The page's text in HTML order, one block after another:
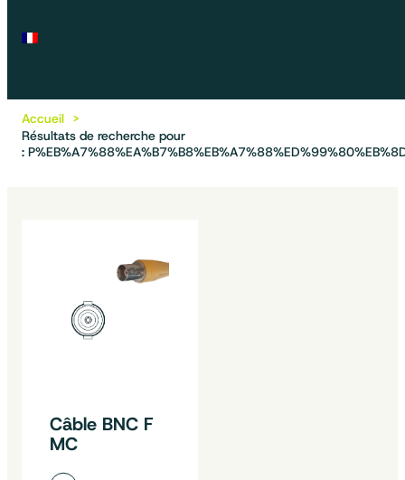
Accueil
Résultats de recherche pour
:
Câble BNC F
MC